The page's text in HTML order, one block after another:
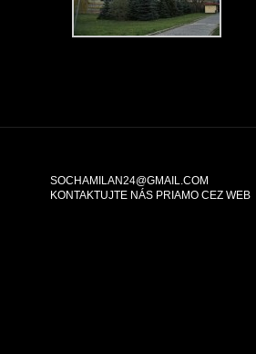
SOCHAMILAN24@GMAIL.COM
KONTAKTUJTE NÁS PRIAMO CEZ WEB